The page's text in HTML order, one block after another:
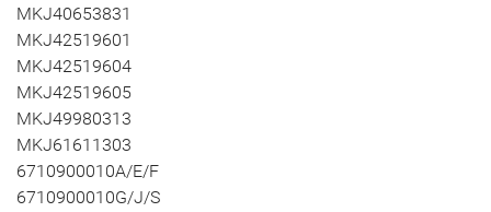
MKJ40653831
MKJ42519601
MKJ42519604
MKJ42519605
MKJ49980313
MKJ61611303
6710900010A/E/F
6710900010G/J/S